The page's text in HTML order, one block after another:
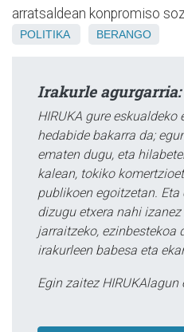
arratsaldean konpromiso
POLITIKA BERANGO
Irakurle agurgarria:
HIRUKA gure eskualdeko
hedabide bakarra da;
ematen dugu, eta
kalean, tokiko
publikoen egoitzetan.
dizugu etxera nahi
jarraitzeko, ezinbestekoa
irakurleen babesa eta
Egin zaitez